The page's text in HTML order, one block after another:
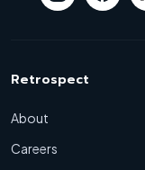
Retrospect
About
Careers